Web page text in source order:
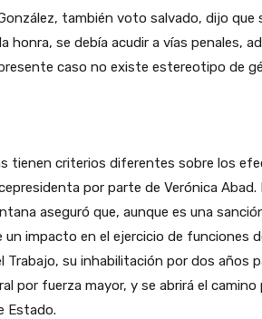
también voto salvado, dijo que
honra, se debía acudir a vías penales,
caso no existe estereotipo de
tienen criterios diferentes sobre los
por parte de Verónica
aseguró que, aunque es una
impacto en el ejercicio de funciones
Trabajo, su inhabilitación por dos años
por fuerza mayor, y se abrirá el camino
Estado.